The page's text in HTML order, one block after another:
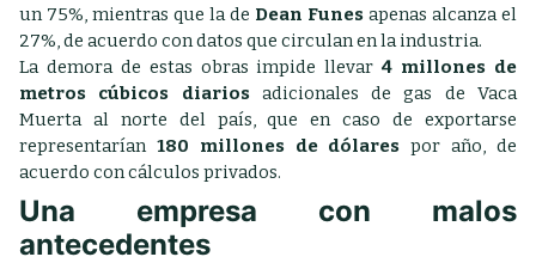
un 75%, mientras que la de Dean Funes apenas alcanza el
27%, de acuerdo con datos que circulan en la industria.
La demora de estas obras impide llevar4 millones de
metros cúbicos diariosadicionales de gas de Vaca
Muerta al norte del país, que en caso de exportarse
representarían 180 millones de dólares por año, de
acuerdo con cálculos privados.
Una empresa con malos
antecedentes